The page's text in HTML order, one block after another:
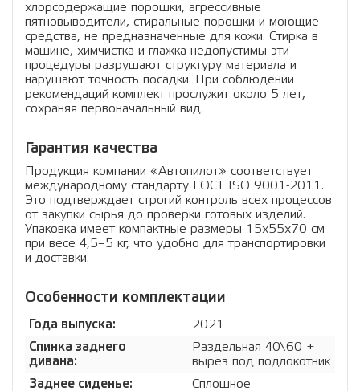
хлорсодержащие порошки, агрессивные
пятновыводители, стиральные порошки и моющие
средства, не предназначенные для кожи. Стирка в
машине, химчистка и глажка недопустимы эти
процедуры разрушают структуру материала и
нарушают точность посадки. При соблюдении
рекомендаций комплект прослужит около 5 лет,
сохраняя первоначальный вид.
Гарантия качества
Продукция компании «Автопилот» соответствует
международному стандарту ГОСТ ISO 9001-2011.
Это подтверждает строгий контроль всех процессов
от закупки сырья до проверки готовых изделий.
Упаковка имеет компактные размеры 15х55х70 см
при весе 4,5–5 кг, что удобно для транспортировки
и доставки.
Особенности комплектации
Года выпуска:
2021
Спинка заднего
дивана:
Раздельная 40\60 +
вырез под подлокотник
Заднее сиденье:
Сплошное